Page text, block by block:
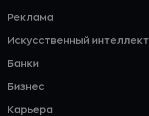
Реклама
Искусственный интеллект
Банки
Бизнес
Карьера